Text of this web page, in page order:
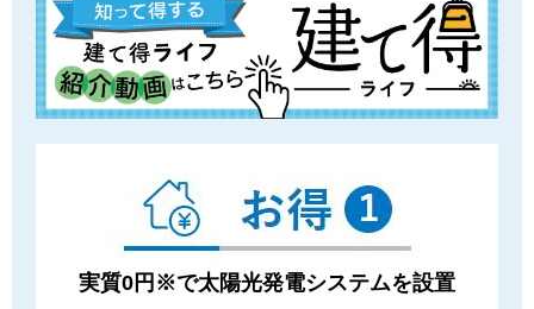
実質0円※で太陽光発電システムを設置